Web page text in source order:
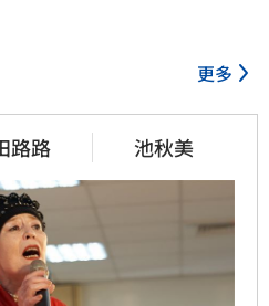
更多
路路 池秋美